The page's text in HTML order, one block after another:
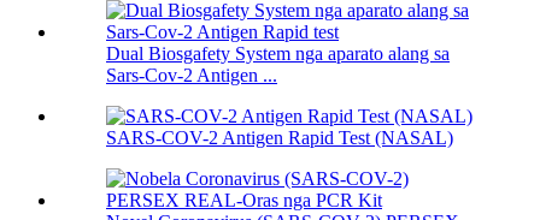
Dual Biosgafety System nga aparato alang sa
Sars-Cov-2 Antigen ...
SARS-COV-2 Antigen Rapid Test (NASAL)